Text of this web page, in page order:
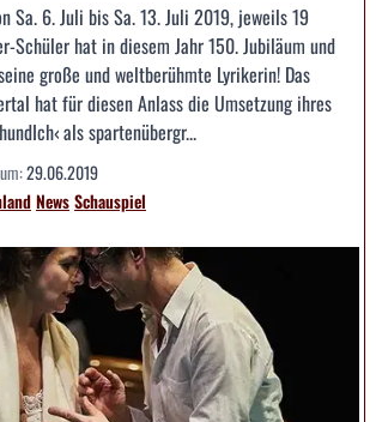
Sa. 6. Juli bis Sa. 13. Juli 2019, jeweils 19
Schüler hat in diesem Jahr 150. Jubiläum und
große und weltberühmte Lyrikerin! Das
hat für diesen Anlass die Umsetzung ihres
als spartenübergr...
29.06.2019
NewsSchauspiel